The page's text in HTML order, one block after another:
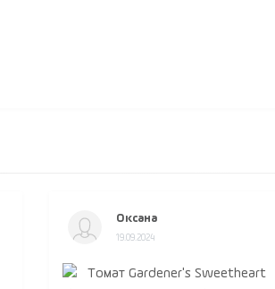
Оксана
19.09.2024